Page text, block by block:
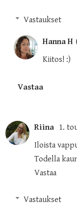
Vastaukset
Hanna H
Kiitos! :)
Vastaa
Riina 1.
Iloista
Todella
Vastaa
Vastaukset